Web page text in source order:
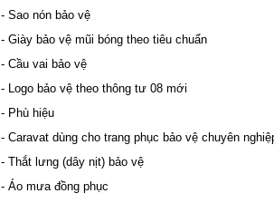
- Sao nón bảo vệ
- Giày bảo vệ mũi bóng theo tiêu chuẩn
- Cầu vai bảo vệ
- Logo bảo vệ theo thông tư 08 mới
- Phù hiệu
- Caravat dùng cho trang phục bảo vệ chuyên
- Thắt lưng (dây nịt) bảo vệ
- Áo mưa đồng phục